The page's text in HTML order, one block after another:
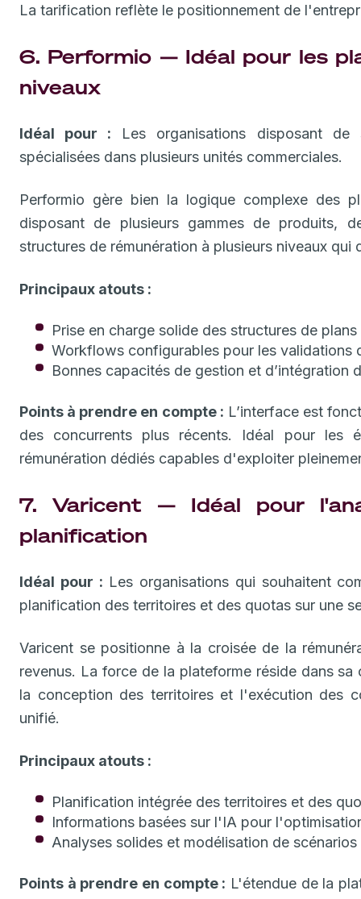
La tarification reflète le positionnement de
6. Performio — Idéal pour les
niveaux
Idéal pour : Les organisations disposant de
spécialisées dans plusieurs unités commerciales.
Performio gère bien la logique complexe des
disposant de plusieurs gammes de produits,
structures de rémunération à plusieurs niveaux
Principaux atouts :
Prise en charge solide des structures de
Workflows configurables pour les validations
Bonnes capacités de gestion et d’intégration
Points à prendre en compte : L’interface est
des concurrents plus récents. Idéal pour les
rémunération dédiés capables d'exploiter
7. Varicent — Idéal pour
planification
Idéal pour : Les organisations qui souhaitent
planification des territoires et des quotas sur une
Varicent se positionne à la croisée de la
revenus. La force de la plateforme réside dans
la conception des territoires et l'exécution des
unifié.
Principaux atouts :
Planification intégrée des territoires et des
Informations basées sur l'IA pour
Analyses solides et modélisation de scénarios
Points à prendre en compte : L'étendue de la